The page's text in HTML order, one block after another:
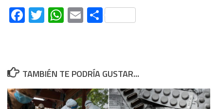
Facebook
Twitter
WhatsApp
EmailCompartir
TAMBIÉN TE PODRÍA GUSTAR...